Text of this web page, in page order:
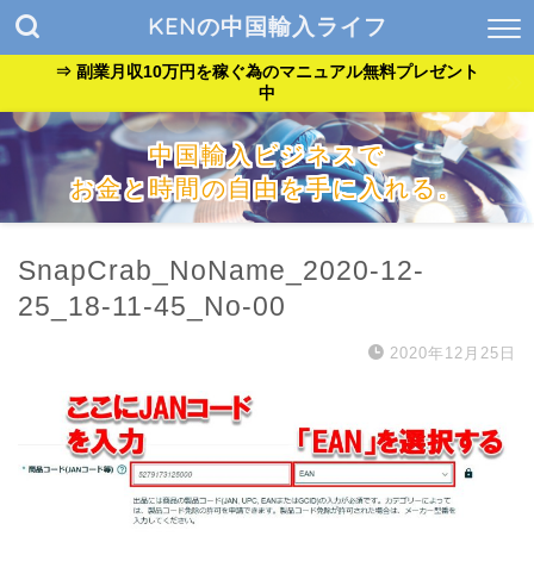
KENの中国輸入ライフ
⇒ 副業月収10万円を稼ぐ為のマニュアル無料プレゼント
中
中国輸入ビジネスで
お金と時間の自由を手に入れる。
た方法を公開中。
SnapCrab_NoName_2020-12-
25_18-11-45_No-00
2020年12月25日